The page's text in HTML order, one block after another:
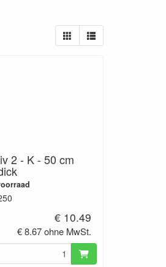
2 - K - 50 cm
€ 10.49
€ 8.67 ohne MwSt.